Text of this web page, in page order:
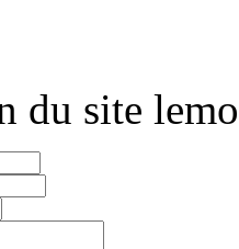
du site